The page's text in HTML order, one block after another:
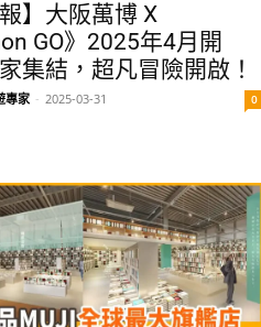
報】大阪萬博 X
GO》2025年4月開
集結，超凡冒險開啟！
專家 - 2025-03-31 0